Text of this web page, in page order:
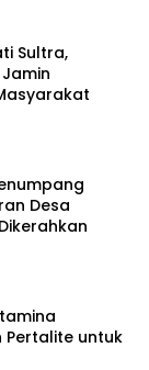
Sultra,
Desa
Pertalite untuk